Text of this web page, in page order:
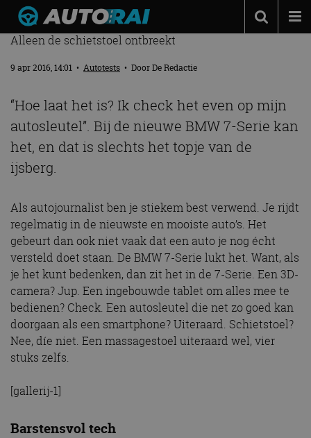
Autonieuws
Podcast
Autotests
Automerken
Adverteren
Contact
MotorRAI.nl
BMW 750I XDRIVE – RIJTEST
Alleen de schietstoel ontbreekt
9 apr 2016, 14:01 • Autotests • DoorDe Redactie
“Hoe laat het is? Ik check het even op mijn
autosleutel”. Bij de nieuwe BMW 7-Serie kan
het, en dat is slechts het topje van de
ijsberg.
Als autojournalist ben je stiekem best verwend. Je rijdt
regelmatig in de nieuwste en mooiste auto’s. Het
gebeurt dan ook niet vaak dat een auto je nog écht
versteld doet staan. De BMW 7-Serie lukt het. Want, als
je het kunt bedenken, dan zit het in de 7-Serie. Een 3D-
camera? Jup. Een ingebouwde tablet om alles mee te
bedienen? Check. Een autosleutel die net zo goed kan
doorgaan als een smartphone? Uiteraard. Schietstoel?
Nee, díe niet. Een massagestoel uiteraard wel, vier
stuks zelfs.
[gallerij-1]
Barstensvol tech